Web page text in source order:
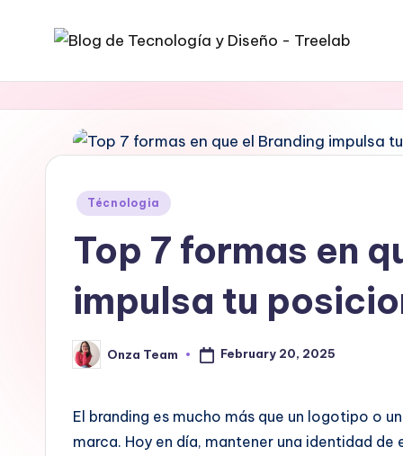
B
l
o
Posted
Técnologia
Top 7 formas en
impulsa tu
Posted
by
Onza Team February 20, 2025
El branding es mucho más que un logotipo o
marca. Hoy en día, mantener una identidad